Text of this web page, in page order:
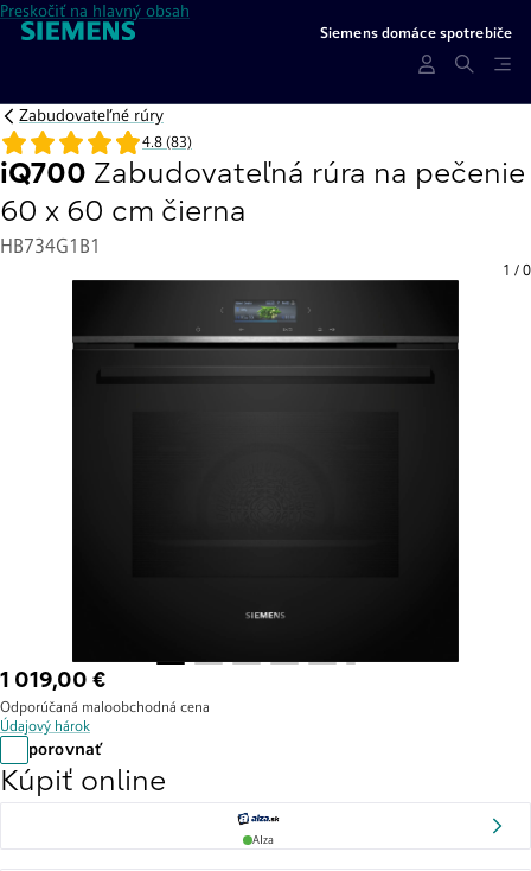
Preskočiť na hlavný obsah
Siemens domáce spotrebiče
Zabudovateľné rúry
iQ700 Zabudovateľná rúra na pečenie
60 x 60 cm čierna
HB734G1B1
4.8 (83)
1 / 0
1 019,00 €
Odporúčaná maloobchodná cena
Údajový hárok
porovnať
Kúpiť online
Alza